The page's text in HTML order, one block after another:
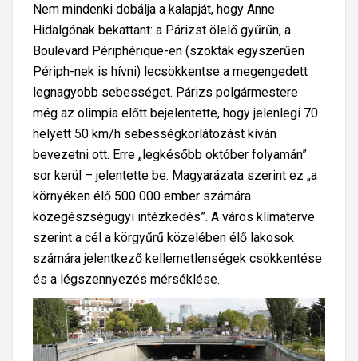
t
a
n
u
l
s
á
g
:
s
e
b
e
s
é
g
Nem mindenki dobálja a kalapját, hogy Anne
Hidalgónak bekattant: a Párizst ölelő gyűrűn, a
Boulevard Périphérique-en (szokták egyszerűen
Périph-nek is hívni) lecsökkentse a megengedett
legnagyobb sebességet. Párizs polgármestere
még az olimpia előtt bejelentette, hogy jelenlegi 70
helyett 50 km/h sebességkorlátozást kíván
bevezetni ott. Erre „legkésőbb október folyamán”
sor kerül – jelentette be. Magyarázata szerint ez „a
környéken élő 500 000 ember számára
közegészségügyi intézkedés”. A város klímaterve
szerint a cél a körgyűrű közelében élő lakosok
számára jelentkező kellemetlenségek csökkentése
és a légszennyezés mérséklése.